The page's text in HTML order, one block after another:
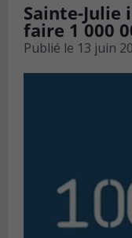
Sainte-Julie
faire 1 000
Publié le 13 juin